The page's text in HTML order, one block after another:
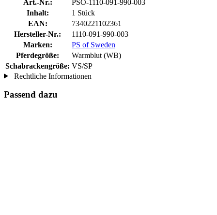
Art.-Nr.:
PSO-1110-091-990-003
Inhalt:
1 Stück
EAN:
7340221102361
Hersteller-Nr.:
1110-091-990-003
Marken:
PS of Sweden
Pferdegröße:
Warmblut (WB)
Schabrackengröße: VS/SP
Rechtliche Informationen
Passend dazu